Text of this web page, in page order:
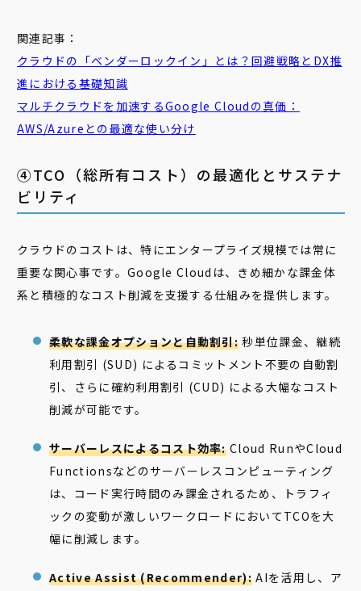
関連記事：
クラウドの「ベンダーロックイン」とは？回避戦略とDX推
進における基礎知識
マルチクラウドを加速するGoogle Cloudの真価：
AWS/Azureとの最適な使い分け
④TCO（総所有コスト）の最適化とサステナ
ビリティ
クラウドのコストは、特にエンタープライズ規模では常に
重要な関心事です。Google Cloudは、きめ細かな課金体
系と積極的なコスト削減を支援する仕組みを提供します。
柔軟な課金オプションと自動割引: 秒単位課金、継続
利用割引 (SUD) によるコミットメント不要の自動割
引、さらに確約利用割引 (CUD) による大幅なコスト
削減が可能です。
サーバーレスによるコスト効率:Cloud RunやCloud
Functionsなどのサーバーレスコンピューティング
は、コード実行時間のみ課金されるため、トラフィ
ックの変動が激しいワークロードにおいてTCOを大
幅に削減します。
Active Assist (Recommender):AIを活用し、ア